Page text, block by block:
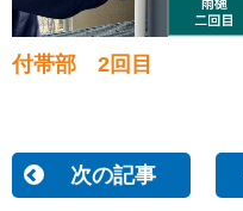
付帯部 2回目
次の記事